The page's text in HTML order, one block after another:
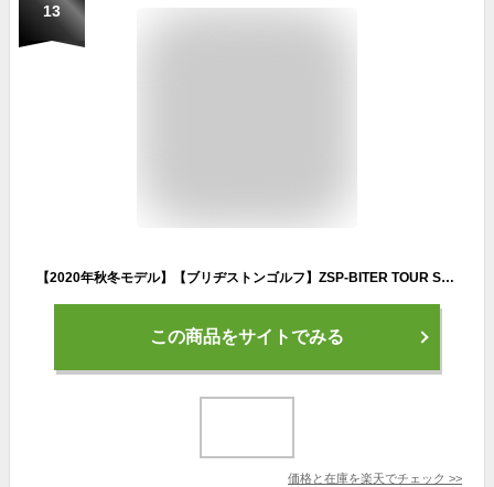
13
【2020年秋冬モデル】【ブリヂストンゴルフ】ZSP-BITER TOUR SHG100 WKゼロ・スパイク バイター ツアー白/黒/メンズ ゴルフシューズBoaフィットシステム搭載スパイクレス/セメント製法/防水仕様/3E【BRIDGESTONE GOLF】【日本正規品】
この商品をサイトでみる
価格と在庫を楽天でチェック >>